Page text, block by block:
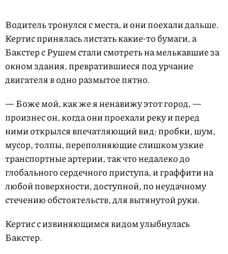
Водитель тронулся с места, и они поехали дальше.
Кертис принялась листать какие-то бумаги, а
Бакстер с Рушем стали смотреть на мелькавшие за
окном здания, превратившиеся под урчание
двигателя в одно размытое пятно.
— Боже мой, как же я ненавижу этот город, —
произнес он, когда они проехали реку и перед
ними открылся впечатляющий вид: пробки, шум,
мусор, толпы, переполняющие слишком узкие
транспортные артерии, так что недалеко до
глобального сердечного приступа, и граффити на
любой поверхности, доступной, по неудачному
стечению обстоятельств, для вытянутой руки.
Кертис с извиняющимся видом улыбнулась
Бакстер.